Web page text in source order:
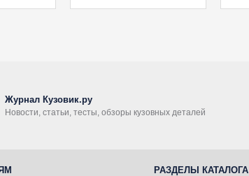
Журнал Кузовик.ру
Новости, статьи, тесты, обзоры кузовных деталей
РАЗДЕЛЫ КАТАЛОГА